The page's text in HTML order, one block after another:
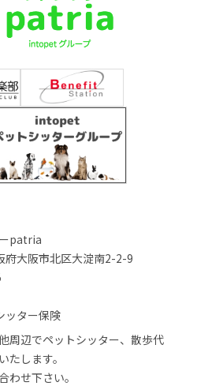
patria
府大阪市北区大淀南2-2-9
ッター保険
周辺でペットシッター、散歩代
たします。
わせ下さい。